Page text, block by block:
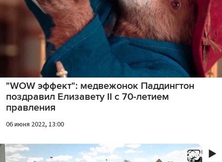
"WOW эффект": медвежонок Паддингтон
поздравил Елизавету II с 70-летием
правления
06 июня 2022, 13:00